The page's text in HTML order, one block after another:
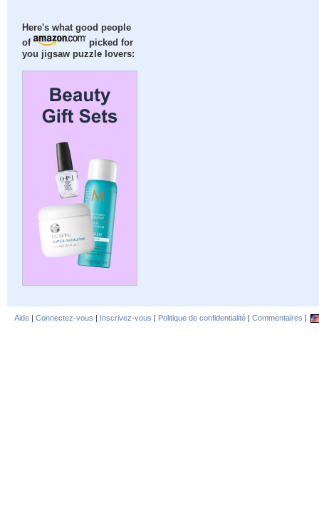
Here's what good people
of
picked for
you jigsaw puzzle lovers:
Aide | Connectez-vous | Inscrivez-vous | Politique de confidentialité | Commentaires |